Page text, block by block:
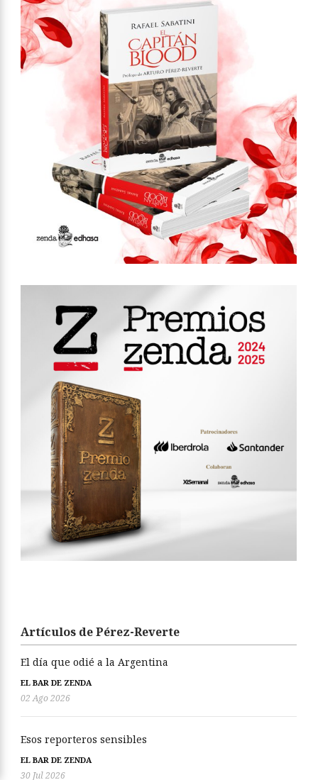
Artículos de Pérez-Reverte
El día que odié a la Argentina
EL BAR DE ZENDA
02 Ago 2026
Esos reporteros sensibles
EL BAR DE ZENDA
30 Jul 2026